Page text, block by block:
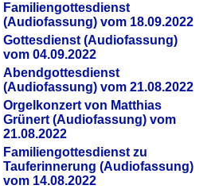
Familiengottesdienst
(Audiofassung) vom 18.09.2022
Gottesdienst (Audiofassung)
vom 04.09.2022
Abendgottesdienst
(Audiofassung) vom 21.08.2022
Orgelkonzert von Matthias
Grünert (Audiofassung) vom
21.08.2022
Familiengottesdienst zu
Tauferinnerung (Audiofassung)
vom 14.08.2022